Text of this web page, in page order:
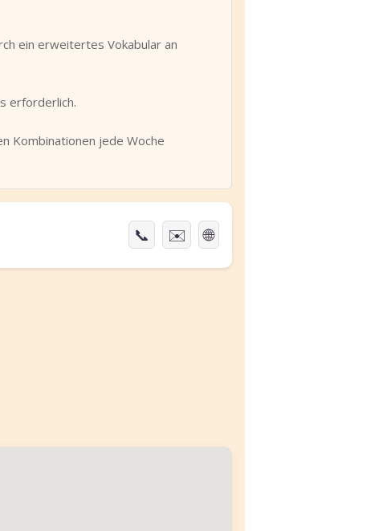
ein erweitertes Vokabular an
erforderlich.
Kombinationen jede Woche
📞 ✉️ 🌐